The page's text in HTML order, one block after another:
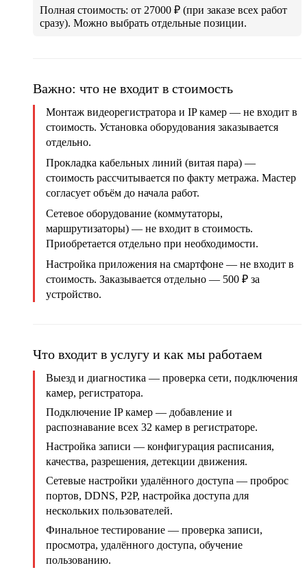
Полная стоимость: от 27000 ₽ (при заказе всех работ
сразу). Можно выбрать отдельные позиции.
Важно: что не входит в стоимость
Монтаж видеорегистратора и IP камер — не входит в
стоимость. Установка оборудования заказывается
отдельно.
Прокладка кабельных линий (витая пара) —
стоимость рассчитывается по факту метража. Мастер
согласует объём до начала работ.
Сетевое оборудование (коммутаторы,
маршрутизаторы) — не входит в стоимость.
Приобретается отдельно при необходимости.
Настройка приложения на смартфоне — не входит в
стоимость. Заказывается отдельно — 500 ₽ за
устройство.
Что входит в услугу и как мы работаем
Выезд и диагностика — проверка сети, подключения
камер, регистратора.
Подключение IP камер — добавление и
распознавание всех 32 камер в регистраторе.
Настройка записи — конфигурация расписания,
качества, разрешения, детекции движения.
Сетевые настройки удалённого доступа — проброс
портов, DDNS, P2P, настройка доступа для
нескольких пользователей.
Финальное тестирование — проверка записи,
просмотра, удалённого доступа, обучение
пользованию.